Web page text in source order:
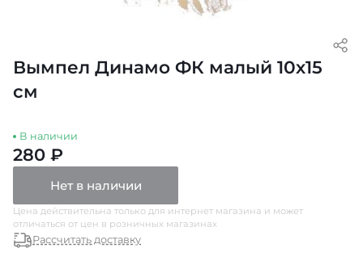
Вымпел Динамо ФК малый 10х15
см
В наличии
280 ₽
Нет в наличии
Цена действительна только для интернет магазина и может
отличаться от цен в розничных магазинах
Рассчитать доставку